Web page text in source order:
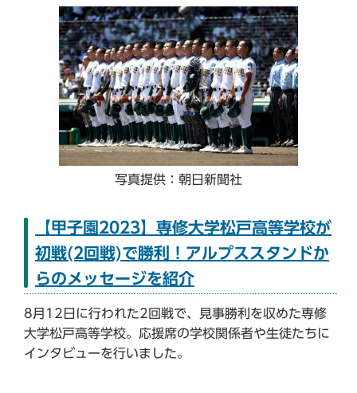
写真提供：朝日新聞社
【甲子園2023】専修大学松戸高等学校が
初戦(2回戦)で勝利！アルプススタンドか
らのメッセージを紹介
8月12日に行われた2回戦で、見事勝利を収めた専修
大学松戸高等学校。応援席の学校関係者や生徒たちに
インタビューを行いました。